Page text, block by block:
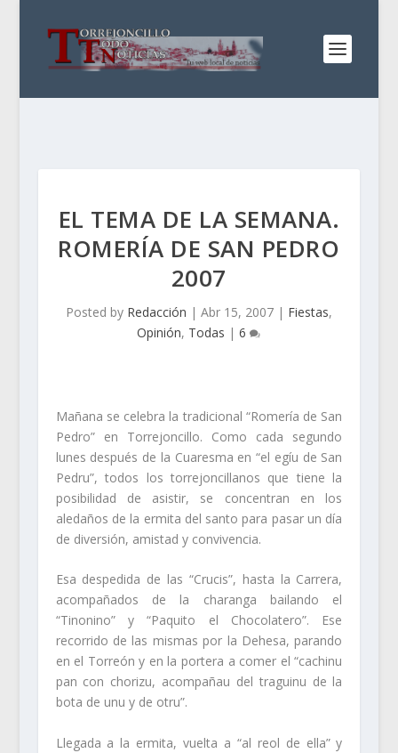
EL TEMA DE LA SEMANA.
ROMERÍA DE SAN PEDRO
2007
Posted by Redacción | Abr 15, 2007| Fiestas,
Opinión, Todas |6
Mañana se celebra la tradicional “Romería de San
Pedro” en Torrejoncillo. Como cada segundo
lunes después de la Cuaresma en “el egíu de San
Pedru”, todos los torrejoncillanos que tiene la
posibilidad de asistir, se concentran en los
aledaños de la ermita del santo para pasar un día
de diversión, amistad y convivencia.
Esa despedida de las “Crucis”, hasta la Carrera,
acompañados de la charanga bailando el
“Tinonino” y “Paquito el Chocolatero”. Ese
recorrido de las mismas por la Dehesa, parando
en el Torreón y en la portera a comer el “cachinu
pan con chorizu, acompañau del traguinu de la
bota de unu y de otru”.
Llegada a la ermita, vuelta a “al reol de ella” y